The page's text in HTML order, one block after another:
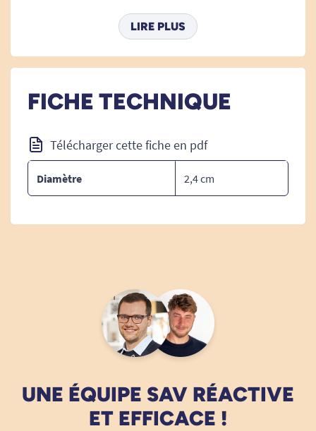
Laiton.
Diamètre total : 2,4 cm
Epaisseur de l'embout : 4,2 cm
Epaisseur de la bague : 0,9 cm
LIRE PLUS
FICHE TECHNIQUE
Télécharger cette fiche en pdf
Diamètre 2,4 cm
UNE ÉQUIPE SAV RÉACTIVE
ET EFFICACE !